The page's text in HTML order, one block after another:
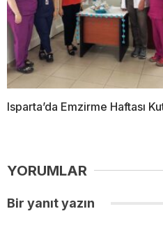
Isparta’da Emzirme Haftası
YORUMLAR
Bir yanıt yazın